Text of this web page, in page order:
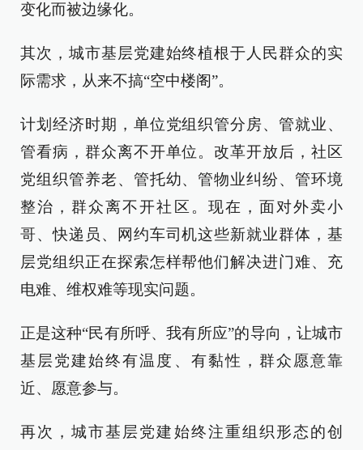
变化而被边缘化。
其次，城市基层党建始终植根于人民群众的实
际需求，从来不搞“空中楼阁”。
计划经济时期，单位党组织管分房、管就业、
管看病，群众离不开单位。改革开放后，社区
党组织管养老、管托幼、管物业纠纷、管环境
整治，群众离不开社区。现在，面对外卖小
哥、快递员、网约车司机这些新就业群体，基
层党组织正在探索怎样帮他们解决进门难、充
电难、维权难等现实问题。
正是这种“民有所呼、我有所应”的导向，让城市
基层党建始终有温度、有黏性，群众愿意靠
近、愿意参与。
再次，城市基层党建始终注重组织形态的创